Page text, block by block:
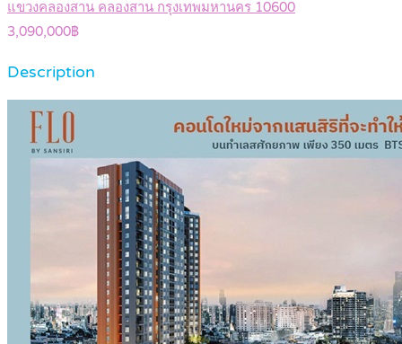
แขวงคลองสาน คลองสาน กรุงเทพมหานคร 10600
3,090,000฿
Description